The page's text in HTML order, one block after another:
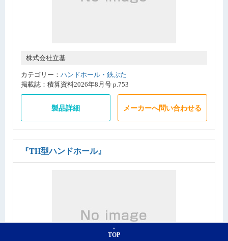
株式会社立基
カテゴリー： ハンドホール・鉄ぶた
掲載誌：積算資料2026年8月号 p.753
製品詳細 メーカーへ問い合わせる
『TH型ハンドホール』
TOP